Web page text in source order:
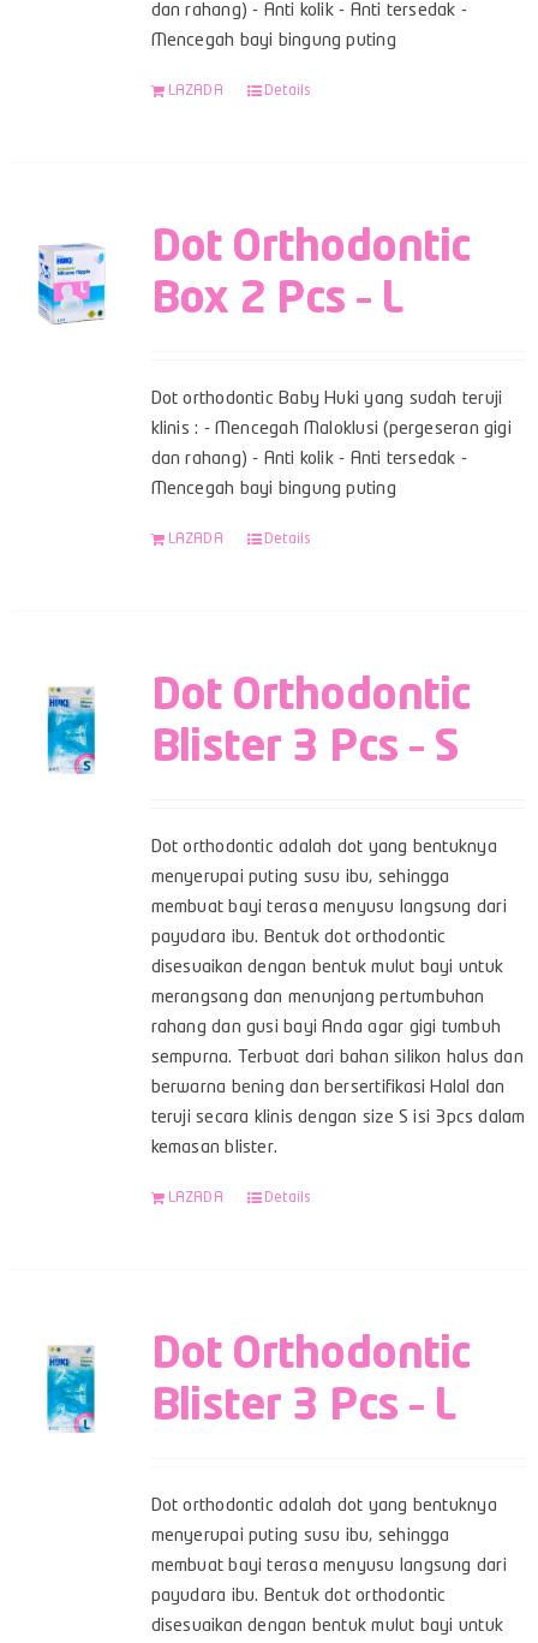
dan rahang) - Anti kolik - Anti tersedak -
Mencegah bayi bingung puting
LAZADA Details
Dot Orthodontic
Box 2 Pcs – L
Dot orthodontic Baby Huki yang sudah teruji
klinis : - Mencegah Maloklusi (pergeseran gigi
dan rahang) - Anti kolik - Anti tersedak -
Mencegah bayi bingung puting
LAZADA Details
Dot Orthodontic
Blister 3 Pcs – S
Dot orthodontic adalah dot yang bentuknya
menyerupai puting susu ibu, sehingga
membuat bayi terasa menyusu langsung dari
payudara ibu. Bentuk dot orthodontic
disesuaikan dengan bentuk mulut bayi untuk
merangsang dan menunjang pertumbuhan
rahang dan gusi bayi Anda agar gigi tumbuh
sempurna. Terbuat dari bahan silikon halus dan
berwarna bening dan bersertifikasi Halal dan
teruji secara klinis dengan size S isi 3pcs dalam
kemasan blister.
LAZADA Details
Dot Orthodontic
Blister 3 Pcs – L
Dot orthodontic adalah dot yang bentuknya
menyerupai puting susu ibu, sehingga
membuat bayi terasa menyusu langsung dari
payudara ibu. Bentuk dot orthodontic
disesuaikan dengan bentuk mulut bayi untuk